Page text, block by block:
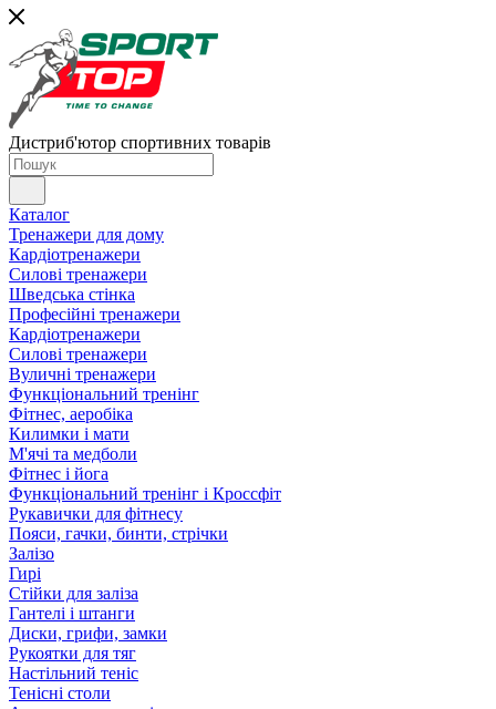
Дистриб'ютор спортивних товарів
Каталог
Тренажери для дому
Кардіотренажери
Силові тренажери
Шведська стінка
Професійні тренажери
Кардіотренажери
Силові тренажери
Вуличні тренажери
Функціональний тренінг
Фітнес, аеробіка
Килимки і мати
М'ячі та медболи
Фітнес і йога
Функціональний тренінг і Кроссфіт
Рукавички для фітнесу
Пояси, гачки, бинти, стрічки
Залізо
Гирі
Стійки для заліза
Гантелі і штанги
Диски, грифи, замки
Рукоятки для тяг
Настільний теніс
Тенісні столи